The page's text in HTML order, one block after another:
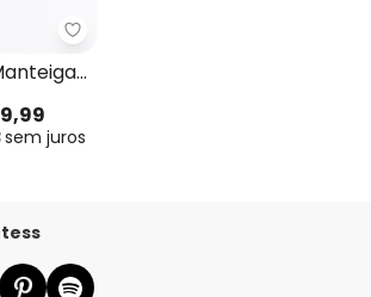
Quintess - Saia (Amarelo
sem juros